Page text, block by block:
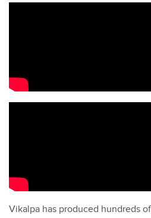
Vikalpa has produced hundreds